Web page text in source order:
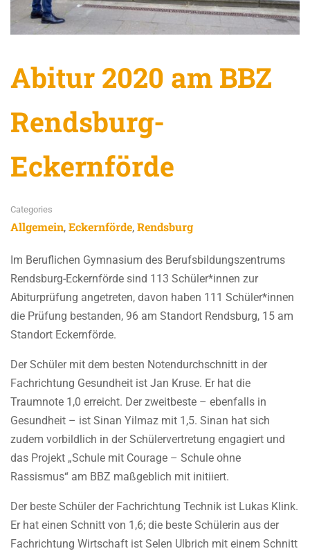
Abitur 2020 am BBZ
Rendsburg-
Eckernförde
Categories
Allgemein, Eckernförde, Rendsburg
Im Beruflichen Gymnasium des Berufsbildungszentrums
Rendsburg-Eckernförde sind 113 Schüler*innen zur
Abiturprüfung angetreten, davon haben 111 Schüler*innen
die Prüfung bestanden, 96 am Standort Rendsburg, 15 am
Standort Eckernförde.
Der Schüler mit dem besten Notendurchschnitt in der
Fachrichtung Gesundheit ist Jan Kruse. Er hat die
Traumnote 1,0 erreicht. Der zweitbeste – ebenfalls in
Gesundheit – ist Sinan Yilmaz mit 1,5. Sinan hat sich
zudem vorbildlich in der Schülervertretung engagiert und
das Projekt „Schule mit Courage – Schule ohne
Rassismus“ am BBZ maßgeblich mit initiiert.
Der beste Schüler der Fachrichtung Technik ist Lukas Klink.
Er hat einen Schnitt von 1,6; die beste Schülerin aus der
Fachrichtung Wirtschaft ist Selen Ulbrich mit einem Schnitt